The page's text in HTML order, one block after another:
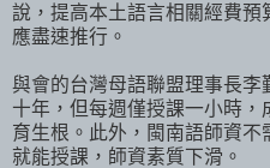
說，提高本土語言相關經費預
應盡速推行。
與會的台灣母語聯盟理事長
十年，但每週僅授課一小時
育生根。此外，閩南語師資
就能授課，師資素質下滑。